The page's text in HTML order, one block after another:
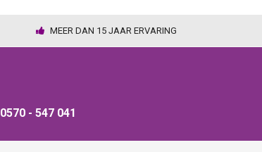
MEER DAN 15 JAAR ERVARING
0570 - 547 041